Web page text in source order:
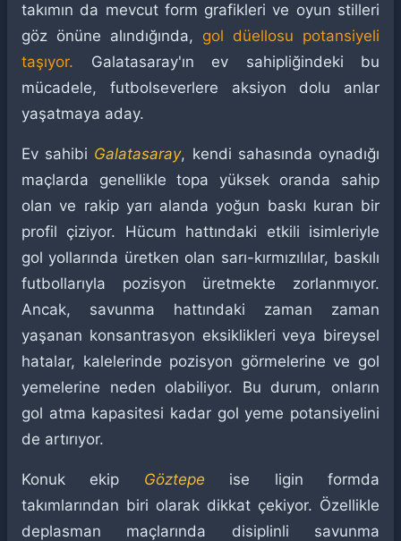
takımın da mevcut form grafikleri ve oyun stilleri
göz önüne alındığında, gol düellosu potansiyeli
taşıyor. Galatasaray'ın ev sahipliğindeki bu
mücadele, futbolseverlere aksiyon dolu anlar
yaşatmaya aday.
Ev sahibi Galatasaray, kendi sahasında oynadığı
maçlarda genellikle topa yüksek oranda sahip
olan ve rakip yarı alanda yoğun baskı kuran bir
profil çiziyor. Hücum hattındaki etkili isimleriyle
gol yollarında üretken olan sarı-kırmızılılar, baskılı
futbollarıyla pozisyon üretmekte zorlanmıyor.
Ancak, savunma hattındaki zaman zaman
yaşanan konsantrasyon eksiklikleri veya bireysel
hatalar, kalelerinde pozisyon görmelerine ve gol
yemelerine neden olabiliyor. Bu durum, onların
gol atma kapasitesi kadar gol yeme potansiyelini
de artırıyor.
Konuk ekip Göztepe ise ligin formda
takımlarından biri olarak dikkat çekiyor. Özellikle
deplasman maçlarında disiplinli savunma